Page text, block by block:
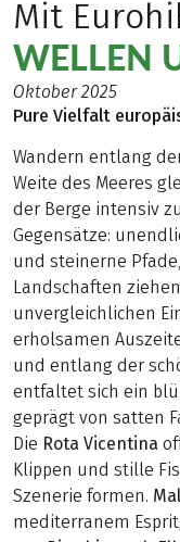
Mit
WELLEN
Oktober 2025
Pure Vielfalt
Wandern entlang
Weite des Meeres
der Berge intensiv
Gegensätze:
und steinerne
Landschaften
unvergleichlichen
erholsamen
und entlang der
entfaltet sich ein
geprägt von satten
Die Rota Vicentina
Klippen und stille
Szenerie formen.
mediterranem